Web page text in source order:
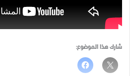
شارك هذا الموضوع: